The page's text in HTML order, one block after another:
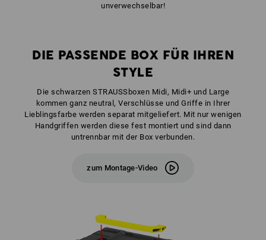
unverwechselbar!
DIE PASSENDE BOX FÜR IHREN
STYLE
Die schwarzen STRAUSSboxen Midi, Midi+ und Large
kommen ganz neutral, Verschlüsse und Griffe in Ihrer
Lieblingsfarbe werden separat mitgeliefert. Mit nur wenigen
Handgriffen werden diese fest montiert und sind dann
untrennbar mit der Box verbunden.
zum Montage-Video